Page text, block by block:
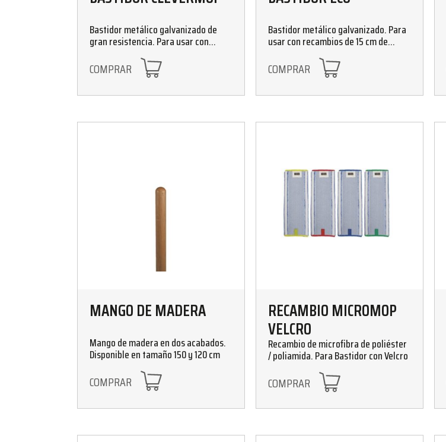
Bastidor metálico galvanizado de
gran resistencia. Para usar con
recambios de 15 cm de anchura,
compatibles con mopas ECO-LIGHT y
CLEVERMOP. Disponible en tamaños
COMPRAR
Bastidor metálico galvanizado. Para
usar con recambios de 15 cm de
anchura, compatibles con mopas
ECO-LIGHT y CLEVERMOP. Disponible
en tamaños de 35 y 45 cm
COMPRAR
MANGO DE MADERA
Mango de madera en dos acabados.
Disponible en tamaño 150 y 120 cm
COMPRAR
RECAMBIO MICROMOP
VELCRO
Recambio de microfibra de poliéster
/ poliamida. Para Bastidor con Velcro
COMPRAR